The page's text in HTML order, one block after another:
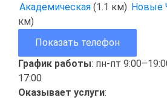
Академическая (1.1 км) Новые
км)
Показать телефон
График работы: пн-пт
17:00
Оказывает услуги: